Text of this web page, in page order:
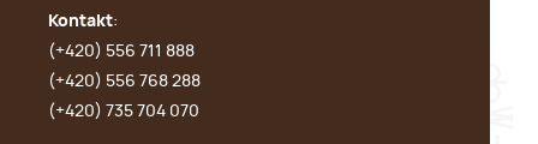
Kontakt:
(+420) 556 711 888
(+420) 556 768 288
(+420) 735 704 070